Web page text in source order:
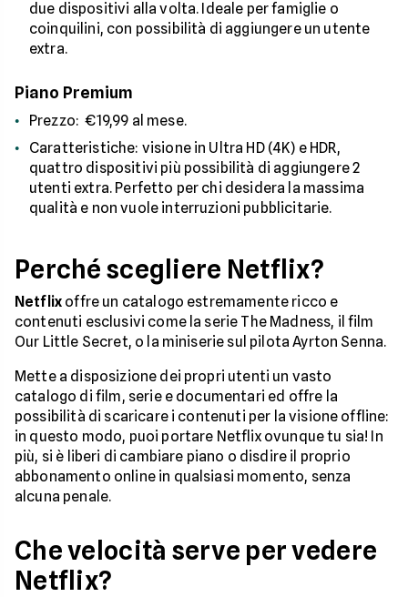
due dispositivi alla volta. Ideale per famiglie o
coinquilini, con possibilità di aggiungere un utente
extra.
Piano Premium
Prezzo: €19,99 al mese.
Caratteristiche: visione in Ultra HD (4K) e HDR,
quattro dispositivi più possibilità di aggiungere 2
utenti extra. Perfetto per chi desidera la massima
qualità e non vuole interruzioni pubblicitarie.
Perché scegliere Netflix?
Netflix offre un catalogo estremamente ricco e
contenuti esclusivi come la serie The Madness, il film
Our Little Secret, o la miniserie sul pilota Ayrton Senna.
Mette a disposizione dei propri utenti un vasto
catalogo di film, serie e documentari ed offre la
possibilità di scaricare i contenuti per la visione offline:
in questo modo, puoi portare Netflix ovunque tu sia! In
più, si è liberi di cambiare piano o disdire il proprio
abbonamento online in qualsiasi momento, senza
alcuna penale.
Che velocità serve per vedere
Netflix?